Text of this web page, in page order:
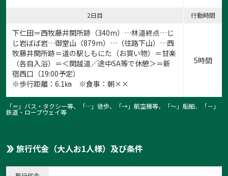
2日目 行動時間
下仁田＝西牧藤井関所跡（340m）…林道終点…じ
じ岩ばば岩…御堂山（879m）…（往路下山）…西
牧藤井関所跡＝道の駅しもにた（お買い物）＝甘楽
（各自入浴）＝＜関越道／途中SA等で休憩＞＝新
宿西口（19:00予定）
※歩行距離：6.1㎞ ※食事：朝××
5時間
「＝」バス・タクシー等、「…」徒歩、「→」航空機等、「〜」船舶、「－」
鉄道・ロープウェイ等
旅行代金（大人お1人様）及び条件